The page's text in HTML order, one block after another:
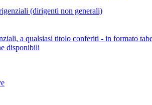
(dirigenti non generali)
a qualsiasi titolo conferiti - in formato
disponibili